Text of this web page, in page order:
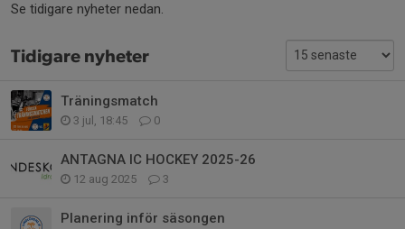
Se tidigare nyheter nedan.
Tidigare nyheter
Träningsmatch
3 jul, 18:45 0
ANTAGNA IC HOCKEY 2025-26
12 aug 2025 3
Planering inför säsongen